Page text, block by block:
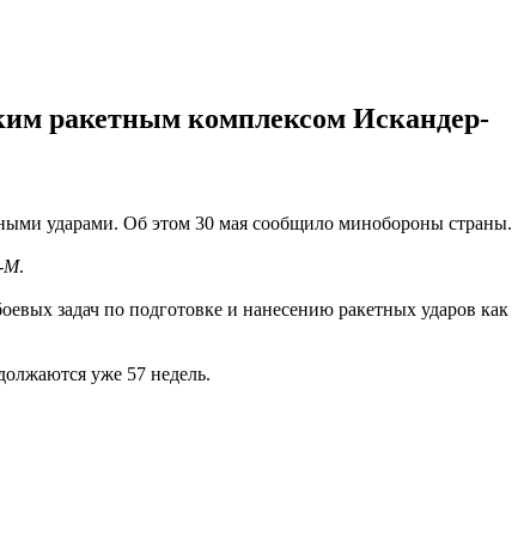
ракетным комплексом Искандер-
ударами. Об этом 30 мая сообщило минобороны страны.
М.
задач по подготовке и нанесению ракетных ударов как
уже 57 недель.